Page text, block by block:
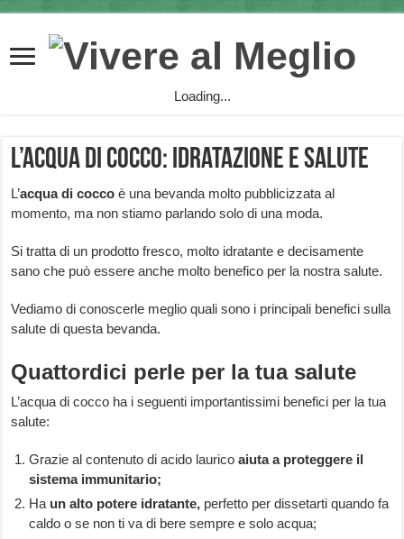
Loading...
L’acqua di cocco: idratazione e salute
L’acqua di cocco è una bevanda molto pubblicizzata al
momento, ma non stiamo parlando solo di una moda.
Si tratta di un prodotto fresco, molto idratante e decisamente
sano che può essere anche molto benefico per la nostra salute.
Vediamo di conoscerle meglio quali sono i principali benefici sulla
salute di questa bevanda.
Quattordici perle per la tua salute
L’acqua di cocco ha i seguenti importantissimi benefici per la tua
salute:
Grazie al contenuto di acido lauricoaiuta a proteggere il
sistema immunitario;
Ha un alto potere idratante, perfetto per dissetarti quando fa
caldo o se non ti va di bere sempre e solo acqua;